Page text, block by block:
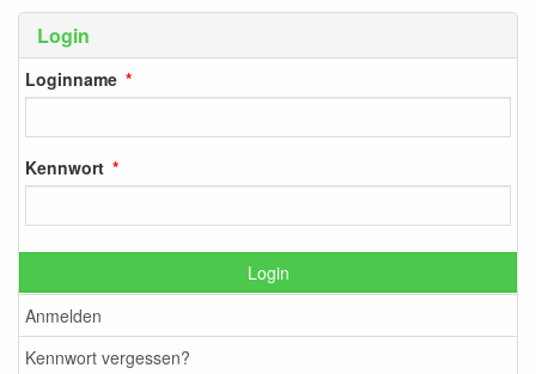
Login
Loginname
Kennwort
Login
Anmelden
Kennwort vergessen?